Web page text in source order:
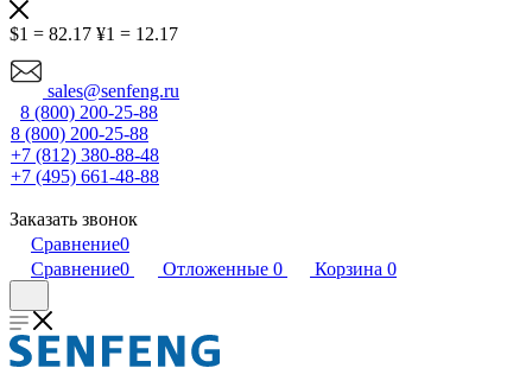
$1 = 82.17 ¥1 = 12.17
sales@senfeng.ru
8 (800) 200-25-88
8 (800) 200-25-88
+7 (812) 380-88-48
+7 (495) 661-48-88
Заказать звонок
Сравнение0
Сравнение0 Отложенные 0 Корзина 0